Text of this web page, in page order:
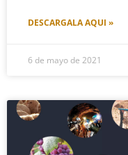
DESCARGALA AQUI »
6 de mayo de 2021